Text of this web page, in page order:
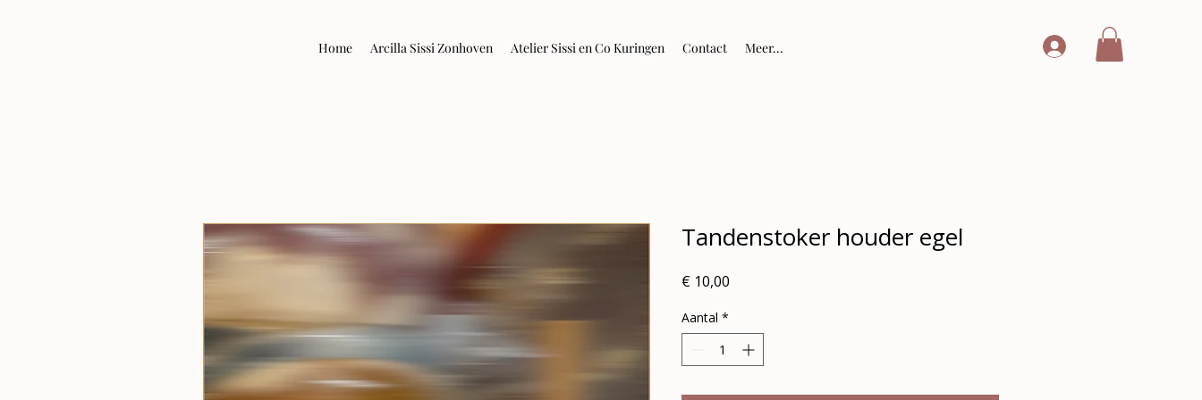
Home Arcilla Sissi Zonhoven Atelier Sissi en Co Kuringen Contact Meer...
Tandenstoker houder egel
€ 10,00
Aantal *